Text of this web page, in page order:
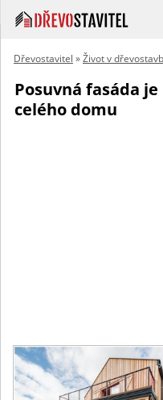
Dřevostavitel »Život v
Posuvná fasáda
celého domu